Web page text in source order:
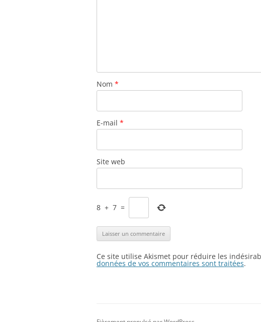
Nom *
E-mail *
Site web
8 + 7 =
Ce site utilise Akismet pour réduire les
données de vos commentaires sont traitées.